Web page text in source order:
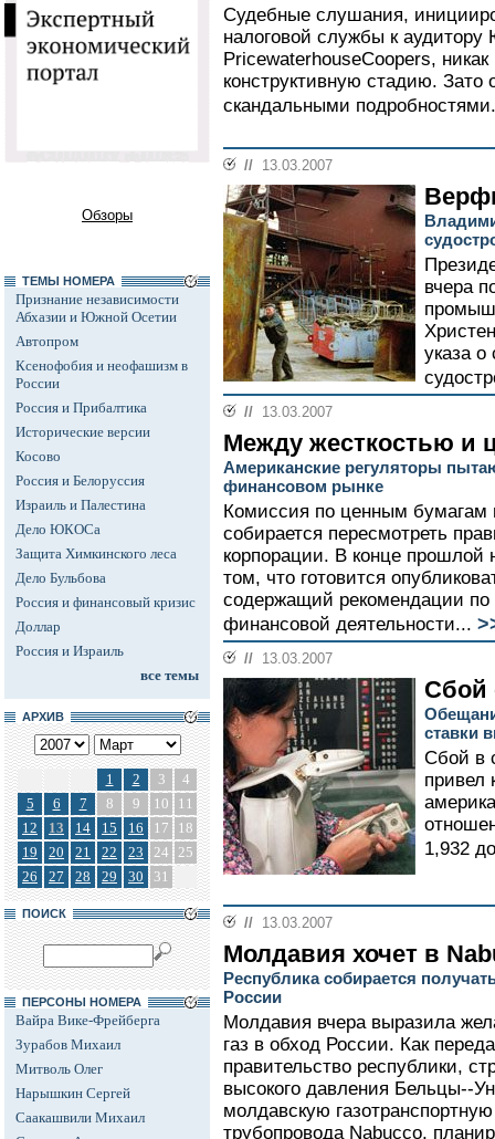
Обзоры
ТЕМЫ НОМЕРА
Признание независимости
Абхазии и Южной Осетии
Автопром
Ксенофобия и неофашизм в
России
Россия и Прибалтика
Исторические версии
Косово
Россия и Белоруссия
Израиль и Палестина
Дело ЮКОСа
Защита Химкинского леса
Дело Бульбова
Россия и финансовый кризис
Доллар
Россия и Израиль
все темы
АРХИВ
1 2 3
4
5
6 7 8 9 10
11
12
13 14 15 16 17
18
19
20 21 22 23 24 25
26
27 28 29 30 31
ПОИСК
ПЕРСОНЫ НОМЕРА
Вайра Вике-Фрейберга
Зурабов Михаил
Митволь Олег
Нарышкин Сергей
Саакашвили Михаил
Судебные слушания,
налоговой службы к
PricewaterhouseCoopers,
конструктивную стадию. Зато
скандальными
// 13.03.2007
вчера
указа о
// 13.03.2007
Между жесткостью и
Американские регуляторы
финансовом рынке
Комиссия по ценным
собирается пересмотреть
корпорации. В конце прошлой
том, что готовится
содержащий рекомендации
финансовой деятельности...
// 13.03.2007
Сбой
ставки
Сбой в
привел
1,932
// 13.03.2007
Молдавия хочет в
Республика собирается
России
Молдавия вчера выразила
газ в обход России. Как
правительство республики,
высокого давления Бельцы--
молдавскую
трубопровода Nabucco,